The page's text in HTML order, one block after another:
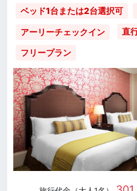
ベッド1台または2台選択可
アーリーチェックイン 直
フリープラン